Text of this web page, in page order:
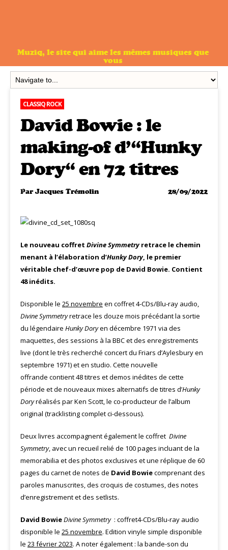
Muziq, le site qui aime les mêmes musiques que
vous
CLASSIQ ROCK
David Bowie : le
making-of d’“Hunky
Dory“ en 72 titres
ParJacques Trémolin 28/09/2022
Le nouveau coffret Divine Symmetryretrace le chemin
menant à l’élaboration d’Hunky Dory, le premier
véritable chef-d’œuvre pop de David Bowie. Contient
48 inédits.
Disponible le 25 novembre en coffret 4-CDs/Blu-ray audio,
Divine Symmetryretrace les douze mois précédant la sortie
du légendaire Hunky Doryen décembre 1971 via des
maquettes, des sessions à la BBC et des enregistrements
live (dont le très recherché concert du Friars d’Aylesbury en
septembre 1971) et en studio. Cette nouvelle
offrande contient 48 titres et demos inédites de cette
période et de nouveaux mixes alternatifs de titres d’Hunky
Doryréalisés par Ken Scott, le co-producteur de l’album
original (tracklisting complet ci-dessous).
Deux livres accompagnent également le coffret Divine
Symmetry, avec un recueil relié de 100 pages incluant de la
memorabilia et des photos exclusives et une réplique de 60
pages du carnet de notes de David Bowiecomprenant des
paroles manuscrites, des croquis de costumes, des notes
d’enregistrement et des setlists.
David BowieDivine Symmetry: coffret4-CDs/Blu-ray audio
disponible le 25 novembre. Edition vinyle simple disponible
le 23 février 2023. A noter également : la bande-son du